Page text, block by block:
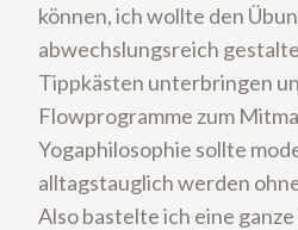
können, ich wollte den
abwechslungsreich
Tippkästen unterbringen
Flowprogramme zum
Yogaphilosophie sollte
alltagstauglich werden
Also bastelte ich eine